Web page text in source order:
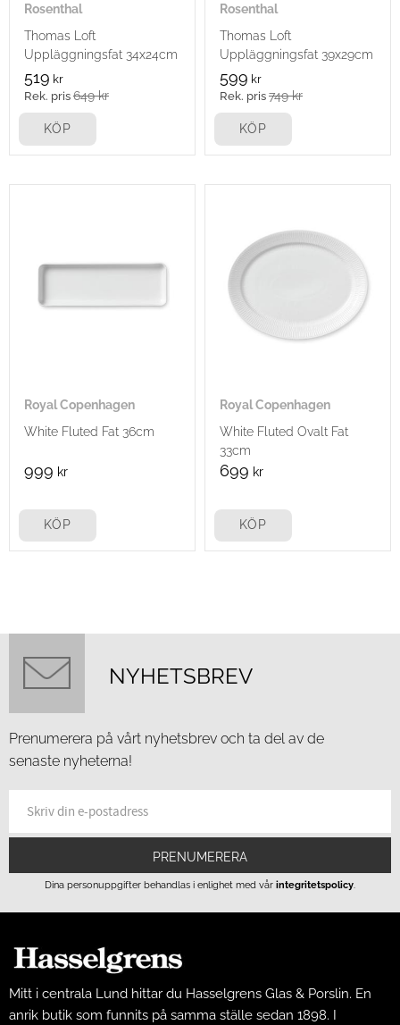
Rosenthal
Thomas Loft
Uppläggningsfat 34x24cm
519 kr
649kr
KÖP
Rosenthal
Thomas Loft
Uppläggningsfat 39x29cm
599 kr
749kr
KÖP
Royal Copenhagen
White Fluted Fat 36cm
999 kr
KÖP
Royal Copenhagen
White Fluted Ovalt Fat
33cm
699 kr
KÖP
NYHETSBREV
Prenumerera på vårt nyhetsbrev och ta del av de
senaste nyheterna!
PRENUMERERA
Dina personuppgifter behandlas i enlighet med vår integritetspolicy.
Mitt i centrala Lund hittar du Hasselgrens Glas & Porslin. En
anrik butik som funnits på samma ställe sedan 1898. I